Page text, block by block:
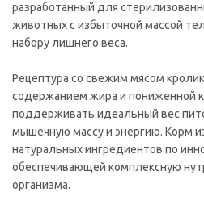
разработанный для
животных с избыточной массой
набору лишнего веса.
Рецептура со свежим мясом
содержанием жира и пониженной
поддерживать идеальный вес
мышечную массу и энергию. Корм
натуральных ингредиентов по
обеспечивающей комплексную
организма.